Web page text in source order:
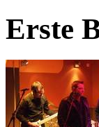
Erste